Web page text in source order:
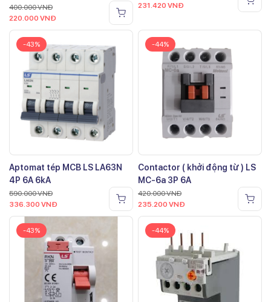
400.000VNĐ
220.000 VNĐ
231.420 VNĐ
-43%
Aptomat tép MCB LS LA63N
4P 6A 6kA
590.000VNĐ
336.300 VNĐ
-44%
Contactor ( khởi động từ ) LS
MC-6a 3P 6A
420.000VNĐ
235.200 VNĐ
-43% -44%